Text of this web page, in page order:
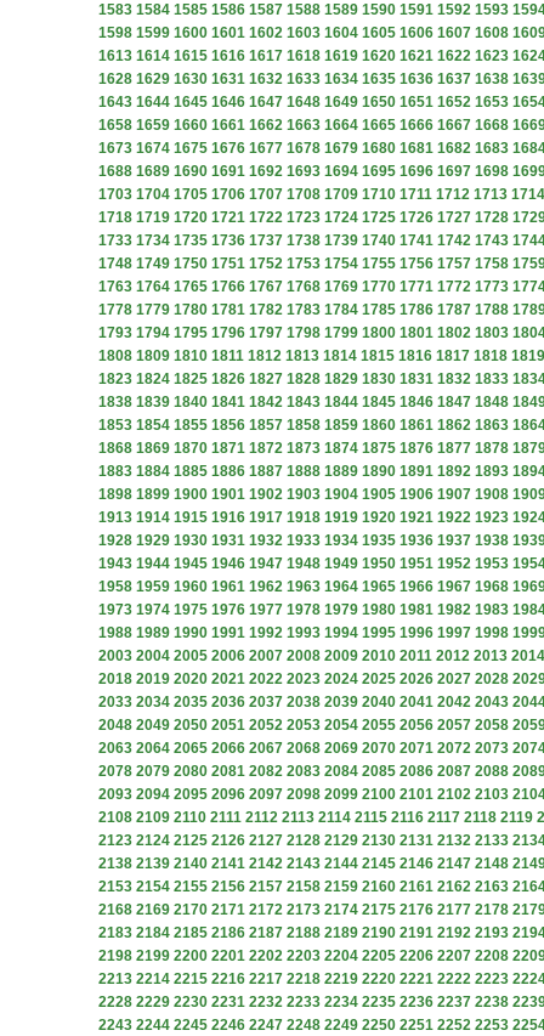
1583 1584 1585 1586 1587 1588 1589 1590 1591 1592 1593
1598 1599 1600 1601 1602 1603 1604 1605 1606 1607 1608
1613 1614 1615 1616 1617 1618 1619 1620 1621 1622 1623
1628 1629 1630 1631 1632 1633 1634 1635 1636 1637 1638
1643 1644 1645 1646 1647 1648 1649 1650 1651 1652 1653
1658 1659 1660 1661 1662 1663 1664 1665 1666 1667 1668
1673 1674 1675 1676 1677 1678 1679 1680 1681 1682 1683
1688 1689 1690 1691 1692 1693 1694 1695 1696 1697 1698
1703 1704 1705 1706 1707 1708 1709 1710 1711 1712 1713 1714
1718 1719 1720 1721 1722 1723 1724 1725 1726 1727 1728
1733 1734 1735 1736 1737 1738 1739 1740 1741 1742 1743
1748 1749 1750 1751 1752 1753 1754 1755 1756 1757 1758
1763 1764 1765 1766 1767 1768 1769 1770 1771 1772 1773
1778 1779 1780 1781 1782 1783 1784 1785 1786 1787 1788
1793 1794 1795 1796 1797 1798 1799 1800 1801 1802 1803
1808 1809 1810 1811 1812 1813 1814 1815 1816 1817 1818 1819
1823 1824 1825 1826 1827 1828 1829 1830 1831 1832 1833
1838 1839 1840 1841 1842 1843 1844 1845 1846 1847 1848
1853 1854 1855 1856 1857 1858 1859 1860 1861 1862 1863
1868 1869 1870 1871 1872 1873 1874 1875 1876 1877 1878
1883 1884 1885 1886 1887 1888 1889 1890 1891 1892 1893
1898 1899 1900 1901 1902 1903 1904 1905 1906 1907 1908
1913 1914 1915 1916 1917 1918 1919 1920 1921 1922 1923
1928 1929 1930 1931 1932 1933 1934 1935 1936 1937 1938
1943 1944 1945 1946 1947 1948 1949 1950 1951 1952 1953
1958 1959 1960 1961 1962 1963 1964 1965 1966 1967 1968
1973 1974 1975 1976 1977 1978 1979 1980 1981 1982 1983
1988 1989 1990 1991 1992 1993 1994 1995 1996 1997 1998
2003 2004 2005 2006 2007 2008 2009 2010 2011 2012 2013 2014
2018 2019 2020 2021 2022 2023 2024 2025 2026 2027 2028
2033 2034 2035 2036 2037 2038 2039 2040 2041 2042 2043
2048 2049 2050 2051 2052 2053 2054 2055 2056 2057 2058
2063 2064 2065 2066 2067 2068 2069 2070 2071 2072 2073
2078 2079 2080 2081 2082 2083 2084 2085 2086 2087 2088
2093 2094 2095 2096 2097 2098 2099 2100 2101 2102 2103
2108 2109 2110 2111 2112 2113 2114 2115 2116 2117 2118 2119
2123 2124 2125 2126 2127 2128 2129 2130 2131 2132 2133
2138 2139 2140 2141 2142 2143 2144 2145 2146 2147 2148
2153 2154 2155 2156 2157 2158 2159 2160 2161 2162 2163
2168 2169 2170 2171 2172 2173 2174 2175 2176 2177 2178
2183 2184 2185 2186 2187 2188 2189 2190 2191 2192 2193
2198 2199 2200 2201 2202 2203 2204 2205 2206 2207 2208
2213 2214 2215 2216 2217 2218 2219 2220 2221 2222 2223
2228 2229 2230 2231 2232 2233 2234 2235 2236 2237 2238
2243 2244 2245 2246 2247 2248 2249 2250 2251 2252 2253